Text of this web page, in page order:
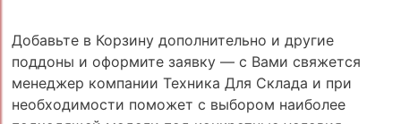
Добавьте в Корзину дополнительно и другие
поддоны и оформите заявку — с Вами свяжется
менеджер компании Техника Для Склада и при
необходимости поможет с выбором наиболее